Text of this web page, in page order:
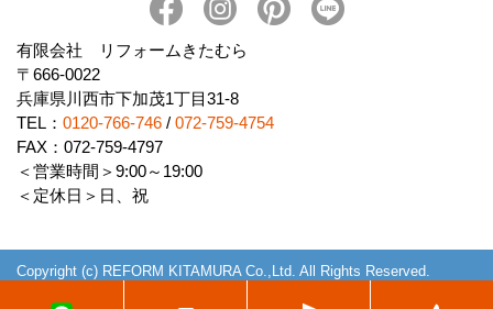
有限会社 リフォームきたむら
〒666-0022
兵庫県川西市下加茂1丁目31-8
TEL： 0120-766-746 / 072-759-4754
FAX：072-759-4797
＜営業時間＞9:00～19:00
＜定休日＞日、祝
Copyright (c) REFORM KITAMURA Co.,Ltd. All Rights Reserved.